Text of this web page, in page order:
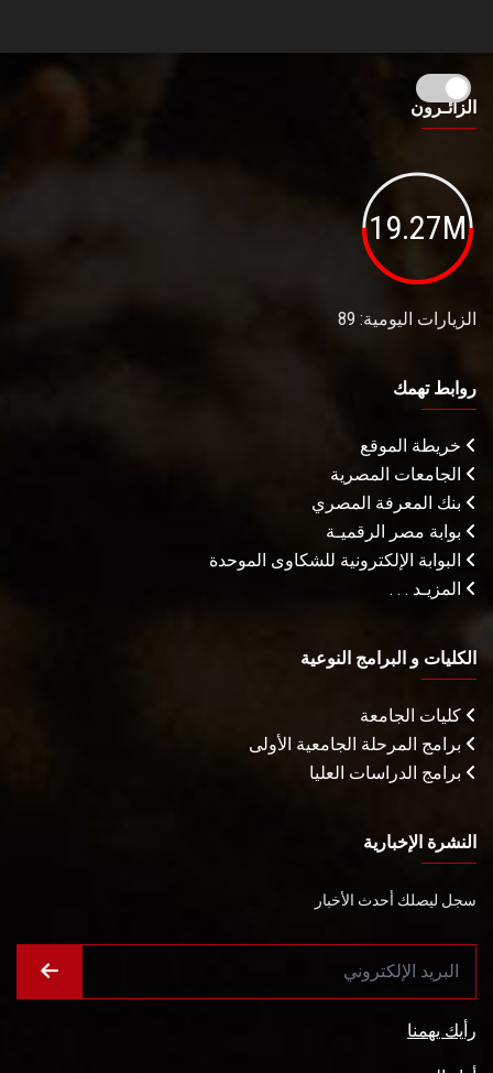
الزائـرون
19.27M
الزيارات اليومية: 89
روابط تهمك
خريطة الموقع
الجامعات المصرية
بنك المعرفة المصري
بوابة مصر الرقميـة
البوابة الإلكترونية للشكاوى الموحدة
المزيـد . . .
الكليات و البرامج النوعية
كليات الجامعة
برامج المرحلة الجامعية الأولى
برامج الدراسات العليا
النشرة الإخبارية
سجل ليصلك أحدث الأخبار
رأيك يهمنا